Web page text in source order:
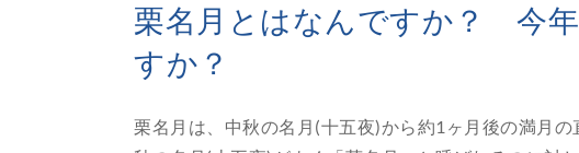
栗名月とはなんですか？ 今
すか？
栗名月は、中秋の名月(十五夜)から約1ヶ月後の満月